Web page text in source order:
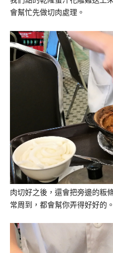
會幫忙先做切肉處理。
肉切好之後，還會把旁邊的粄
常周到，都會幫你弄得好好的。